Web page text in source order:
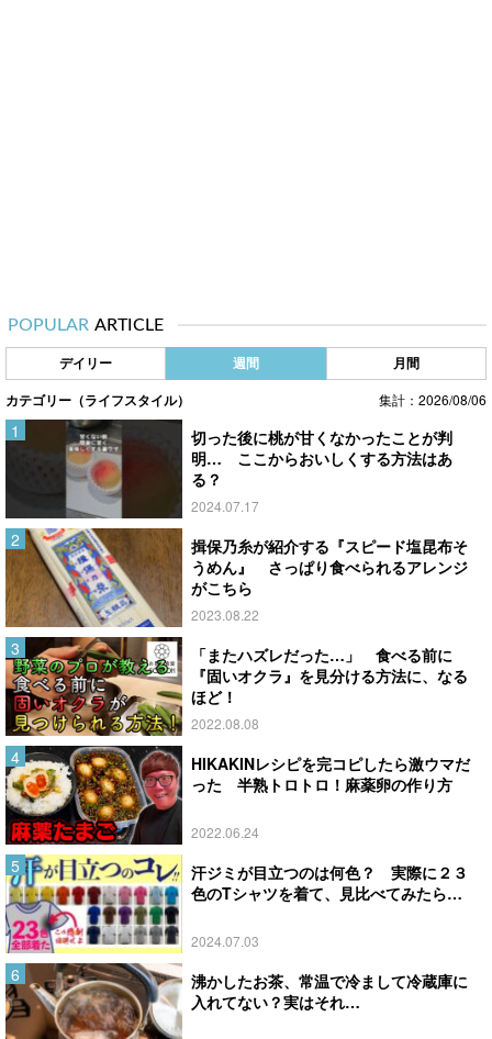
POPULAR ARTICLE
デイリー 週間 月間
カテゴリー（ライフスタイル） 集計：2026/08/06
切った後に桃が甘くなかったことが判
明… ここからおいしくする方法はあ
る？
2024.07.17
揖保乃糸が紹介する『スピード塩昆布そ
うめん』 さっぱり食べられるアレンジ
がこちら
2023.08.22
「またハズレだった…」 食べる前に
『固いオクラ』を見分ける方法に、なる
ほど！
2022.08.08
HIKAKINレシピを完コピしたら激ウマだ
った 半熟トロトロ！麻薬卵の作り方
2022.06.24
汗ジミが目立つのは何色？ 実際に２３
色のTシャツを着て、見比べてみたら…
2024.07.03
沸かしたお茶、常温で冷まして冷蔵庫に
入れてない？実はそれ…